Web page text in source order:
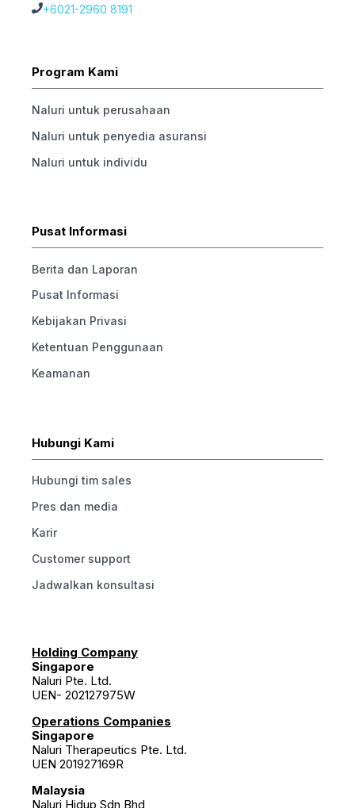
+6021-2960 8191
Program Kami
Naluri untuk perusahaan
Naluri untuk penyedia asuransi
Naluri untuk individu
Pusat Informasi
Berita dan Laporan
Pusat Informasi
Kebijakan Privasi
Ketentuan Penggunaan
Keamanan
Hubungi Kami
Hubungi tim sales
Pres dan media
Karir
Customer support
Jadwalkan konsultasi
Holding Company
Singapore
Naluri Pte. Ltd.
UEN- 202127975W
Operations Companies
Singapore
Naluri Therapeutics Pte. Ltd.
UEN 201927169R
Malaysia
Naluri Hidup Sdn Bhd